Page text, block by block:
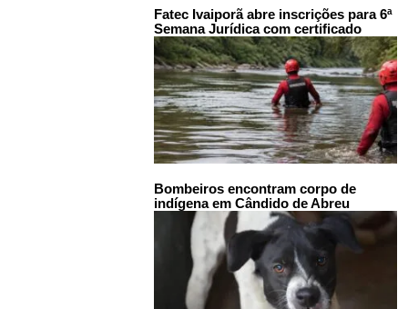
Fatec Ivaiporã abre inscrições para 6ª
Semana Jurídica com certificado
Bombeiros encontram corpo de
indígena em Cândido de Abreu